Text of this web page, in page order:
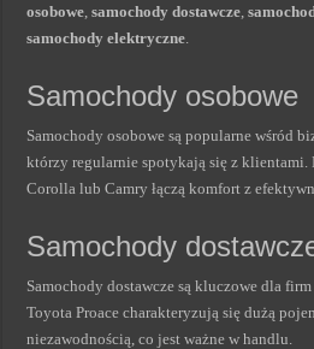
osobowe,samochody dostawcze,
samochody elektryczne.
Samochody osobowe
Samochody osobowe są popularne wśród
którzy regularnie spotykają się z
Corolla lub Camry łączą komfort z
Samochody
Samochody dostawcze są kluczowe dla
Toyota Proace charakteryzują się dużą
niezawodnością, co jest ważne w handlu.